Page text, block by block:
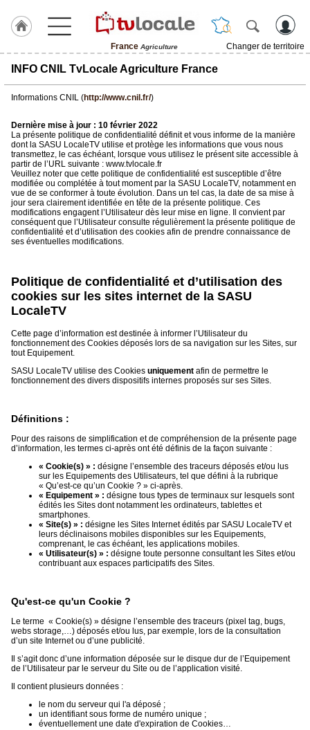
France Agriculture
Changer de territoire
J'adhère
Hulcoq
TvLocale
France
Accueil
RUBRIQUES
Agenda
Gazette
Médias
Blogs
Prémium
Inscription
éditeur
INFO CNIL TvLocale Agriculture France
Informations CNIL (http://www.cnil.fr/)
Dernière mise à jour : 10 février 2022
La présente politique de confidentialité définit et vous informe de la manière
dont la SASU LocaleTV utilise et protège les informations que vous nous
transmettez, le cas échéant, lorsque vous utilisez le présent site accessible à
partir de l’URL suivante : www.tvlocale.fr
Veuillez noter que cette politique de confidentialité est susceptible d’être
modifiée ou complétée à tout moment par la SASU LocaleTV, notamment en
vue de se conformer à toute évolution. Dans un tel cas, la date de sa mise à
jour sera clairement identifiée en tête de la présente politique. Ces
modifications engagent l’Utilisateur dès leur mise en ligne. Il convient par
conséquent que l’Utilisateur consulte régulièrement la présente politique de
confidentialité et d’utilisation des cookies afin de prendre connaissance de
ses éventuelles modifications.
Politique de confidentialité et d’utilisation des
cookies sur les sites internet de la SASU
LocaleTV
Cette page d’information est destinée à informer l’Utilisateur du
fonctionnement des Cookies déposés lors de sa navigation sur les Sites, sur
tout Equipement.
SASU LocaleTV utilise des Cookies uniquement afin de permettre le
fonctionnement des divers dispositifs internes proposés sur ses Sites.
Définitions :
Pour des raisons de simplification et de compréhension de la présente page
d’information, les termes ci-après ont été définis de la façon suivante :
« Cookie(s) » : désigne l’ensemble des traceurs déposés et/ou lus
sur les Equipements des Utilisateurs, tel que défini à la rubrique
« Qu’est-ce qu’un Cookie ? » ci-après.
« Equipement » : désigne tous types de terminaux sur lesquels sont
édités les Sites dont notamment les ordinateurs, tablettes et
smartphones.
« Site(s) » : désigne les Sites Internet édités par SASU LocaleTV et
leurs déclinaisons mobiles disponibles sur les Equipements,
comprenant, le cas échéant, les applications mobiles.
« Utilisateur(s) » : désigne toute personne consultant les Sites et/ou
contribuant aux espaces participatifs des Sites.
Qu'est-ce qu'un Cookie ?
Le terme « Cookie(s) » désigne l’ensemble des traceurs (pixel tag, bugs,
webs storage,…) déposés et/ou lus, par exemple, lors de la consultation
d’un site Internet ou d’une publicité.
Il s’agit donc d’une information déposée sur le disque dur de l’Equipement
de l’Utilisateur par le serveur du Site ou de l’application visité.
Il contient plusieurs données :
le nom du serveur qui l'a déposé ;
un identifiant sous forme de numéro unique ;
éventuellement une date d'expiration de Cookies…